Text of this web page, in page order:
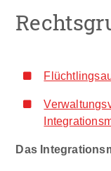
Das